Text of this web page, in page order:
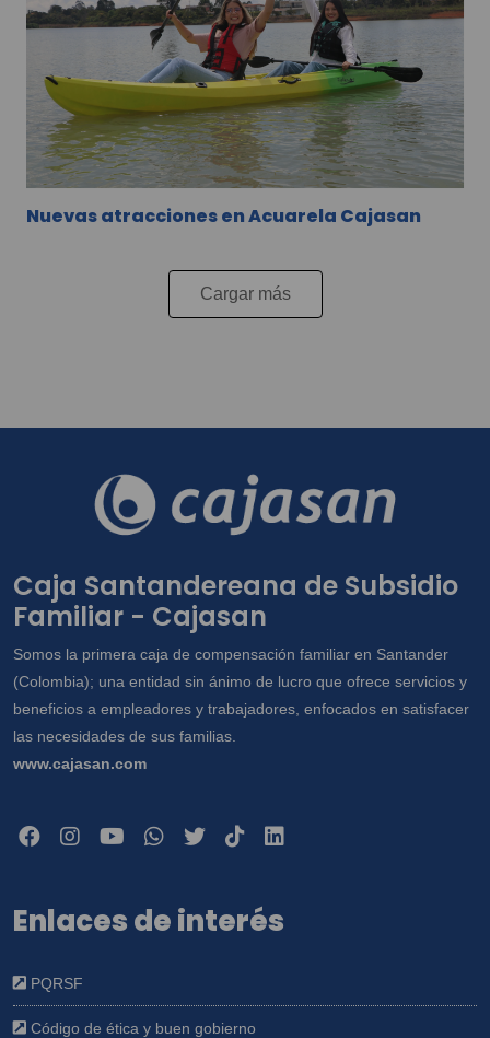
Nuevas atracciones en Acuarela Cajasan
Cargar más
Caja Santandereana de Subsidio
Familiar - Cajasan
Somos la primera caja de compensación familiar en Santander
(Colombia); una entidad sin ánimo de lucro que ofrece servicios y
beneficios a empleadores y trabajadores, enfocados en satisfacer
las necesidades de sus familias.
www.cajasan.com
Enlaces de interés
PQRSF
Código de ética y buen gobierno